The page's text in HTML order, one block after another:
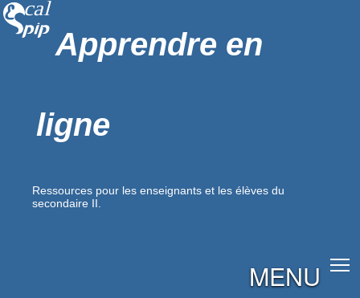
Apprendre en
ligne
Ressources pour les enseignants et les élèves du
secondaire II.
MENU